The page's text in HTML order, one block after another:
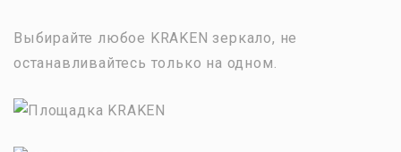
Выбирайте любое KRAKEN зеркало, не
останавливайтесь только на одном.